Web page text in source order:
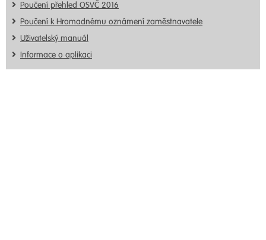
Poučení přehled OSVČ 2016
Poučení k Hromadnému oznámení zaměstnavatele
Uživatelský manuál
Informace o aplikaci